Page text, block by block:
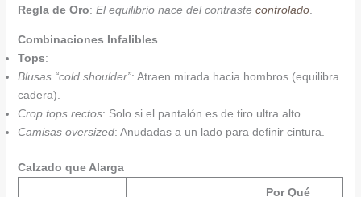
Regla de Oro: El equilibrio nace del contraste controlado.
Combinaciones Infalibles
Tops:
Blusas “cold shoulder”: Atraen mirada hacia hombros (equilibra
cadera).
Crop tops rectos: Solo si el pantalón es de tiro ultra alto.
Camisas oversized: Anudadas a un lado para definir cintura.
Calzado que Alarga
Por Qué